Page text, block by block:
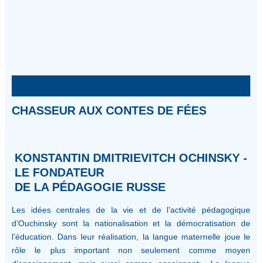
CHASSEUR AUX CONTES DE FÉES
KONSTANTIN DMITRIEVITCH OCHINSKY -
LE FONDATEUR
DE LA PÉDAGOGIE RUSSE
Les idées centrales de la vie et de l’activité pédagogique
d’Ouchinsky sont la nationalisation et la démocratisation de
l’éducation. Dans leur réalisation, la langue maternelle joue le
rôle le plus important non seulement comme moyen